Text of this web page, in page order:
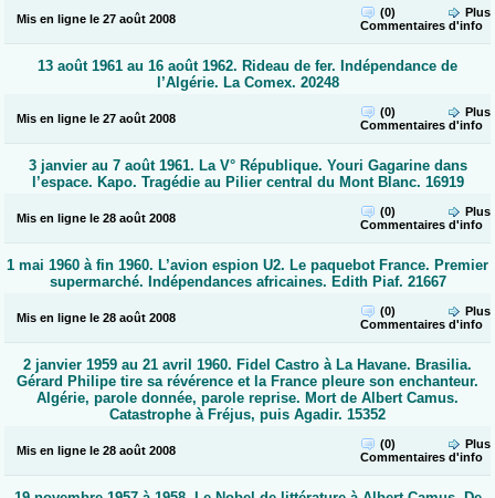
Mis en ligne le 27 août 2008
(0)
Commentaires
Plus
d'info
13 août 1961 au 16 août 1962. Rideau de fer. Indépendance de
l’Algérie. La Comex. 20248
Mis en ligne le 27 août 2008
(0)
Commentaires
Plus
d'info
3 janvier au 7 août 1961. La V° République. Youri Gagarine dans
l’espace. Kapo. Tragédie au Pilier central du Mont Blanc. 16919
Mis en ligne le 28 août 2008
(0)
Commentaires
Plus
d'info
1 mai 1960 à fin 1960. L’avion espion U2. Le paquebot France. Premier
supermarché. Indépendances africaines. Edith Piaf. 21667
Mis en ligne le 28 août 2008
(0)
Commentaires
Plus
d'info
2 janvier 1959 au 21 avril 1960. Fidel Castro à La Havane. Brasilia.
Gérard Philipe tire sa révérence et la France pleure son enchanteur.
Algérie, parole donnée, parole reprise. Mort de Albert Camus.
Catastrophe à Fréjus, puis Agadir. 15352
Mis en ligne le 28 août 2008
(0)
Commentaires
Plus
d'info